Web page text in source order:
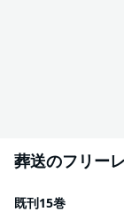
葬送のフリー
既刊15巻